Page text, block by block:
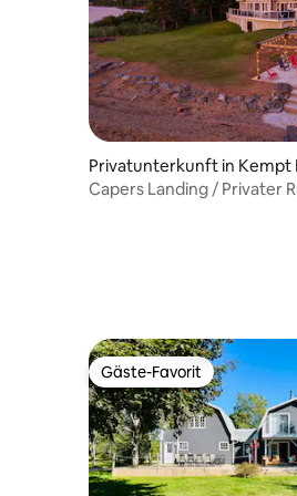
Privatunterkunft in Kempt
Capers Landing / Privater
Gäste-Favorit
Gäste-Favorit